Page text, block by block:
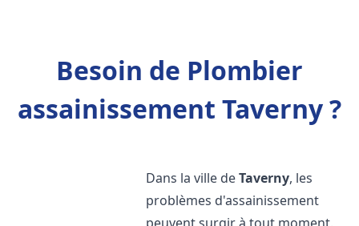
Besoin de Plombier
assainissement Taverny ?
Dans la ville deTaverny, les
problèmes d'assainissement